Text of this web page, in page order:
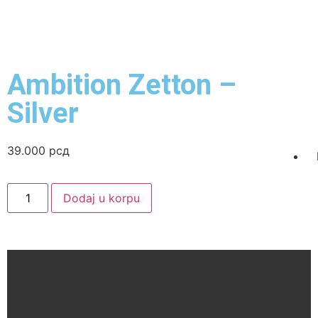
Ambition Zetton –
Silver
39.000 рсд
Dodaj u korpu